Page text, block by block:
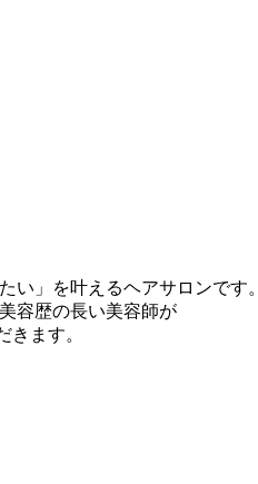
い」を叶えるヘアサロンです。
容歴の長い美容師が
ます。